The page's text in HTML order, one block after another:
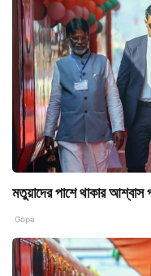
মতুয়াদের পাশে থাকার আশ্বাস
Gopa